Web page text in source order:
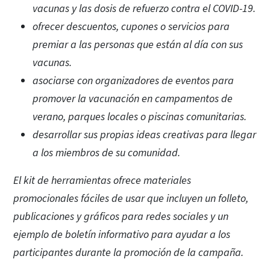
vacunas y las dosis de refuerzo contra el COVID-19.
ofrecer descuentos, cupones o servicios para
premiar a las personas que están al día con sus
vacunas.
asociarse con organizadores de eventos para
promover la vacunación en campamentos de
verano, parques locales o piscinas comunitarias.
desarrollar sus propias ideas creativas para llegar
a los miembros de su comunidad.
El kit de herramientas ofrece materiales
promocionales fáciles de usar que incluyen un folleto,
publicaciones y gráficos para redes sociales y un
ejemplo de boletín informativo para ayudar a los
participantes durante la promoción de la campaña.